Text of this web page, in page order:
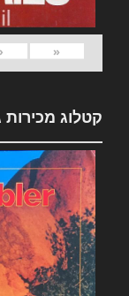
«
‹
קטלוג מכירות ג'יפ